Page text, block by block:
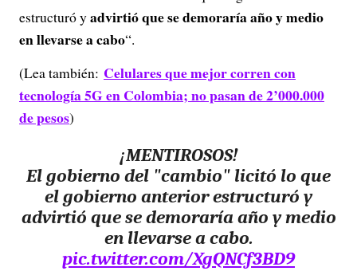
estructuró yadvirtió que se demoraría año y medio
en llevarse a cabo“.
(Lea también: Celulares que mejor corren con
tecnología 5G en Colombia; no pasan de 2’000.000
de pesos)
¡MENTIROSOS!
El gobierno del "cambio" licitó lo que
el gobierno anterior estructuró y
advirtió que se demoraría año y medio
en llevarse a cabo.
pic.twitter.com/XgQNCf3BD9